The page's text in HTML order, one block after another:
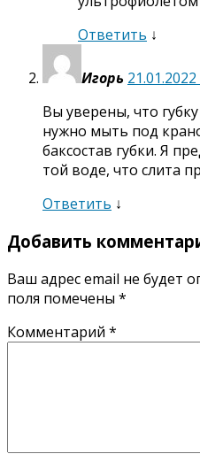
Ответить ↓
Игорь
Вы уверены, что
нужно мыть под
баксостав губки. Я
той воде, что слита
Ответить ↓
Добавить
Ваш адрес email не будет
поля помечены *
Комментарий *